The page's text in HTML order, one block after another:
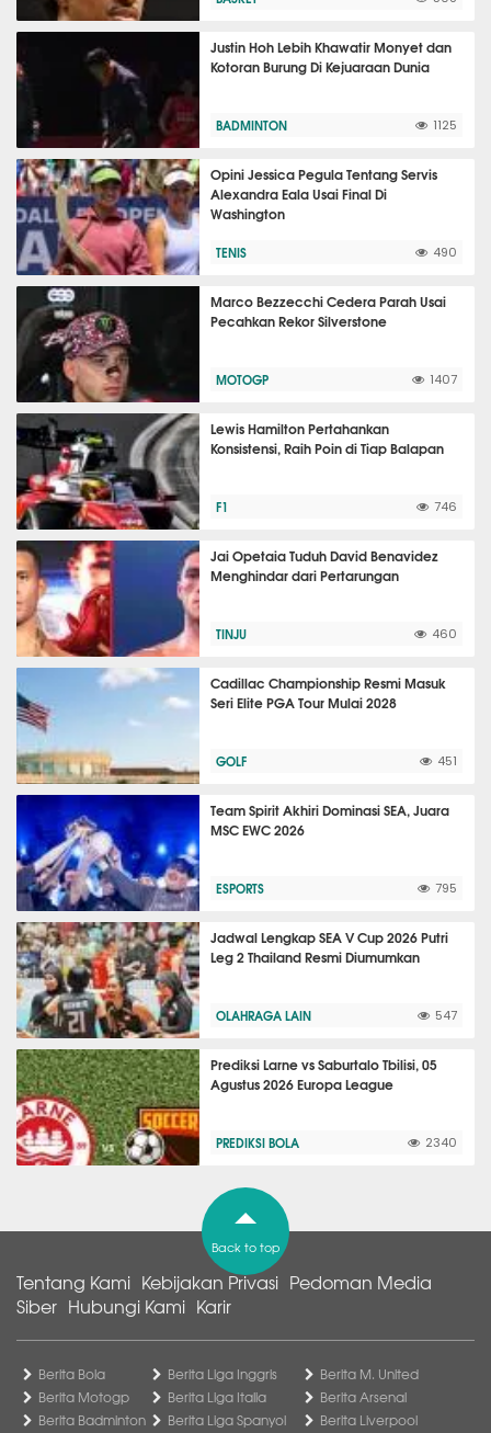
Justin Hoh Lebih Khawatir Monyet dan
Kotoran Burung Di Kejuaraan Dunia
BADMINTON 1125
Opini Jessica Pegula Tentang Servis
Alexandra Eala Usai Final Di
Washington
TENIS 490
Marco Bezzecchi Cedera Parah Usai
Pecahkan Rekor Silverstone
MOTOGP 1407
Lewis Hamilton Pertahankan
Konsistensi, Raih Poin di Tiap Balapan
F1 746
Jai Opetaia Tuduh David Benavidez
Menghindar dari Pertarungan
TINJU 460
Cadillac Championship Resmi Masuk
Seri Elite PGA Tour Mulai 2028
GOLF 451
Team Spirit Akhiri Dominasi SEA, Juara
MSC EWC 2026
ESPORTS 795
Jadwal Lengkap SEA V Cup 2026 Putri
Leg 2 Thailand Resmi Diumumkan
OLAHRAGA LAIN 547
Prediksi Larne vs Saburtalo Tbilisi, 05
Agustus 2026 Europa League
PREDIKSI BOLA 2340
Back to top
Tentang Kami Kebijakan Privasi Pedoman Media
Siber Hubungi Kami Karir
Berita Bola
Berita Motogp
Berita Badminton
Berita Liga Inggris
Berita Liga Italia
Berita Liga Spanyol
Berita M. United
Berita Arsenal
Berita Liverpool